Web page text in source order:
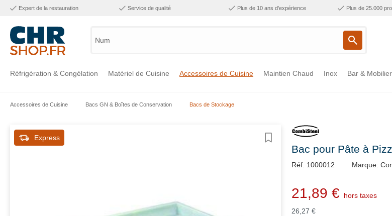
Expert de la restauration Service de qualité Plus de 10 ans d'expérience Plus de 25.000
Numéro d
Réfrigération & Congélation Matériel de Cuisine Accessoires de Cuisine Maintien Chaud Inox Bar & Mobilier
Accessoires de Cuisine Bacs GN & Boîtes de Conservation Bacs de Stockage
Express
Bac pour Pâte à
Réf. 1000012 Marque:
21,89 €
hors taxes
26,27 €